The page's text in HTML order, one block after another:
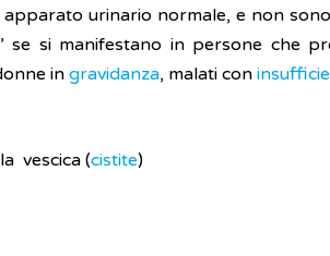
urinario normale, e non
si manifestano in persone che
in gravidanza, malati con
vescica (cistite)